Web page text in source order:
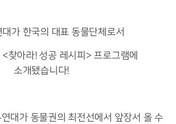
가 한국의 대표 동물단체로서
찾아라! 성공 레시피> 프로그램에
소개됐습니다!
대가 동물권의 최전선에서 앞장서 올 수